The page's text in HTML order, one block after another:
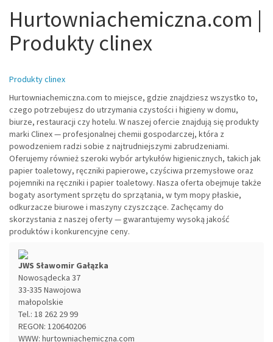
Hurtowniachemiczna.com |
Produkty clinex
Produkty clinex
Hurtowniachemiczna.com to miejsce, gdzie znajdziesz wszystko to,
czego potrzebujesz do utrzymania czystości i higieny w domu,
biurze, restauracji czy hotelu. W naszej ofercie znajdują się produkty
marki Clinex — profesjonalnej chemii gospodarczej, która z
powodzeniem radzi sobie z najtrudniejszymi zabrudzeniami.
Oferujemy również szeroki wybór artykułów higienicznych, takich jak
papier toaletowy, ręczniki papierowe, czyściwa przemysłowe oraz
pojemniki na ręczniki i papier toaletowy. Nasza oferta obejmuje także
bogaty asortyment sprzętu do sprzątania, w tym mopy płaskie,
odkurzacze biurowe i maszyny czyszczące. Zachęcamy do
skorzystania z naszej oferty — gwarantujemy wysoką jakość
produktów i konkurencyjne ceny.
JWS Sławomir Gałązka
Nowosądecka 37
33-335 Nawojowa
małopolskie
Tel.: 18 262 29 99
REGON: 120640206
WWW: hurtowniachemiczna.com